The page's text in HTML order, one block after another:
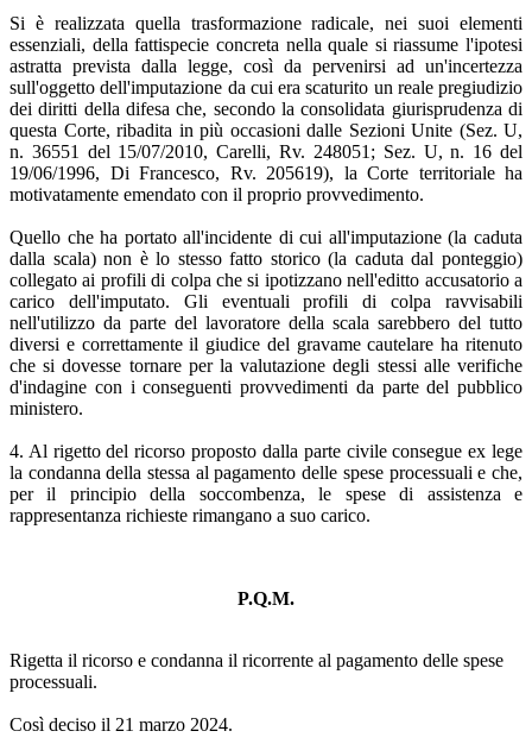
Si è realizzata quella trasformazione radicale, nei suoi elementi
essenziali, della fattispecie concreta nella quale si riassume l'ipotesi
astratta prevista dalla legge, così da pervenirsi ad un'incertezza
sull'oggetto dell'imputazione da cui era scaturito un reale pregiudizio
dei diritti della difesa che, secondo la consolidata giurisprudenza di
questa Corte, ribadita in più occasioni dalle Sezioni Unite (Sez. U,
n. 36551 del 15/07/2010, Carelli, Rv. 248051; Sez. U, n. 16 del
19/06/1996, Di Francesco, Rv. 205619), la Corte territoriale ha
motivatamente emendato con il proprio provvedimento.
Quello che ha portato all'incidente di cui all'imputazione (la caduta
dalla scala) non è lo stesso fatto storico (la caduta dal ponteggio)
collegato ai profili di colpa che si ipotizzano nell'editto accusatorio a
carico dell'imputato. Gli eventuali profili di colpa ravvisabili
nell'utilizzo da parte del lavoratore della scala sarebbero del tutto
diversi e correttamente il giudice del gravame cautelare ha ritenuto
che si dovesse tornare per la valutazione degli stessi alle verifiche
d'indagine con i conseguenti provvedimenti da parte del pubblico
ministero.
4. Al rigetto del ricorso proposto dalla parte civile consegue ex lege
la condanna della stessa al pagamento delle spese processuali e che,
per il principio della soccombenza, le spese di assistenza e
rappresentanza richieste rimangano a suo carico.
P.Q.M.
Rigetta il ricorso e condanna il ricorrente al pagamento delle spese
processuali.
Così deciso il 21 marzo 2024.